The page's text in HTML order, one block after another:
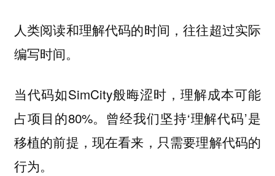
人类阅读和理解代码的时间，往往超过实际
编写时间。
当代码如SimCity般晦涩时，理解成本可能
占项目的80%。曾经我们坚持‘理解代码’是
移植的前提，现在看来， 只需要理解代码的
行为。